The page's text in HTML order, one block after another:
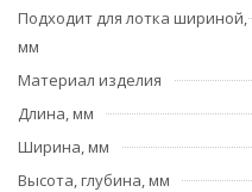
Подходит для лотка шириной,
мм
Материал изделия
Длина, мм
Ширина, мм
Высота, глубина, мм